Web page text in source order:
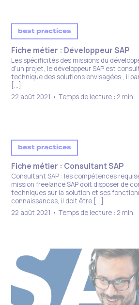
best practices
Fiche métier : Développeur SAP​
Les spécificités des missions du
d’un projet, le développeur SAP est
technique des solutions envisagées , il
[…]
22 août 2021 • Temps de lecture : 2 min
best practices
Fiche métier : Consultant SAP
Consultant SAP : les compétences
mission freelance SAP doit disposer de
techniques sur la solution et ses
connaissances, il doit être […]
22 août 2021 • Temps de lecture : 2 min